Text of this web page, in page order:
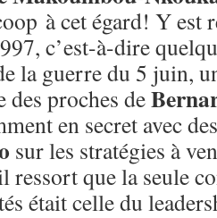
à cet égard! Y est
c’est-à-dire
la guerre du 5 juin,
proches de
en secret avec
sur les stratégies à
que la seule
était celle du